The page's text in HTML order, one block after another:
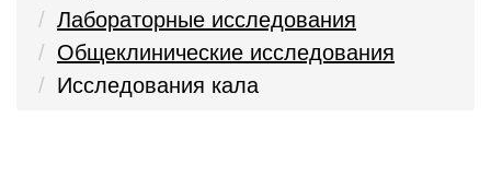
Лабораторные исследования
Общеклинические исследования
Исследования кала